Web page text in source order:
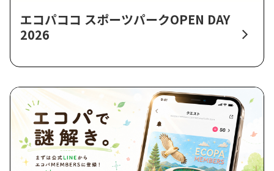
エコパココ スポーツパークOPEN DAY
2026